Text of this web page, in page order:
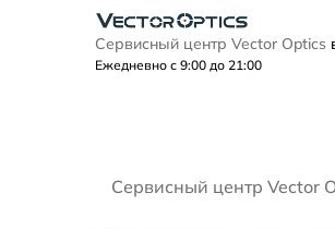
Сервисный центр Vector Optics
Ежедневно с 9:00 до 21:00
Сервисный центр Vector